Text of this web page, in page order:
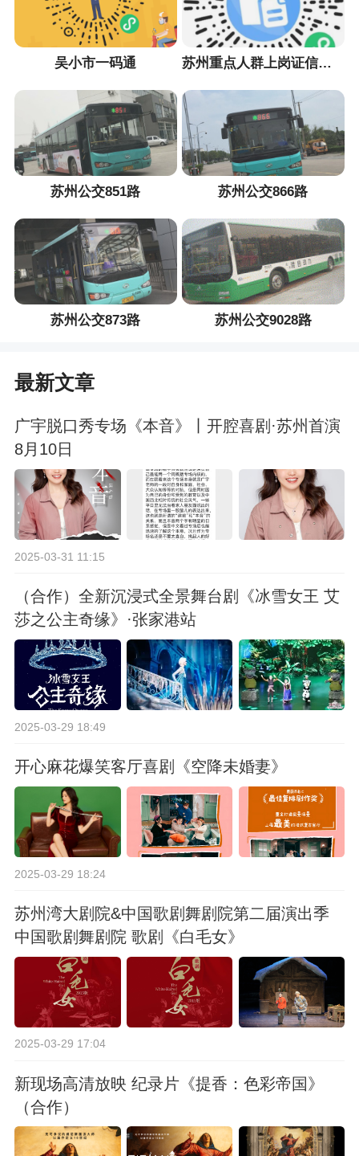
吴小市一码通 苏州重点人群上岗证信息采集小程序
苏州公交851路 苏州公交866路
苏州公交873路 苏州公交9028路
最新文章
广宇脱口秀专场《本音》丨开腔喜剧·苏州首演
8月10日
2025-03-31 11:15
（合作）全新沉浸式全景舞台剧《冰雪女王 艾
莎之公主奇缘》·张家港站
2025-03-29 18:49
开心麻花爆笑客厅喜剧《空降未婚妻》
2025-03-29 18:24
苏州湾大剧院&中国歌剧舞剧院第二届演出季
中国歌剧舞剧院 歌剧《白毛女》
2025-03-29 17:04
新现场高清放映 纪录片《提香：色彩帝国》
（合作）